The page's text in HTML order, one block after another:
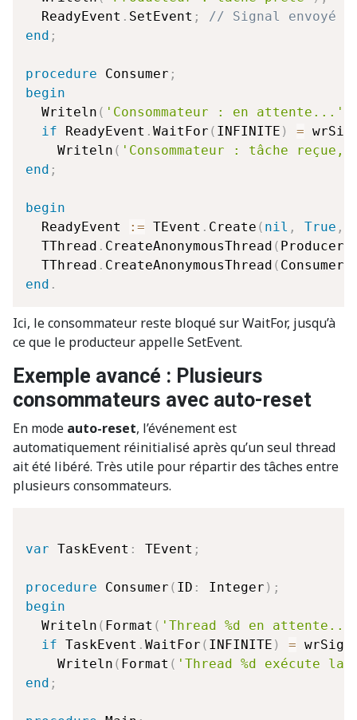
  ReadyEvent
. SetEvent ;
// Signal envoyé
end ;
procedure Consumer ;
begin
  Writeln
( 'Consommateur : en attente...'
if ReadyEvent . WaitFor ( INFINITE ) =
    Writeln
( 'Consommateur : tâche
end ;
begin
  ReadyEvent
:= TEvent . Create ( nil , True ,
  TThread
. CreateAnonymousThread ( Producer
  TThread
. CreateAnonymousThread ( Consumer
end .
Ici, le consommateur reste bloqué sur WaitFor, jusqu’à
ce que le producteur appelle SetEvent.
Exemple avancé : Plusieurs
consommateurs avec auto-reset
En mode auto-reset, l’événement est
automatiquement réinitialisé après qu’un seul thread
ait été libéré. Très utile pour répartir des tâches entre
plusieurs consommateurs.
var TaskEvent : TEvent ;
procedure Consumer ( ID : Integer ) ;
begin
  Writeln
( Format ( 'Thread %d en
if TaskEvent . WaitFor ( INFINITE ) =
    Writeln
( Format ( 'Thread %d exécute
end ;